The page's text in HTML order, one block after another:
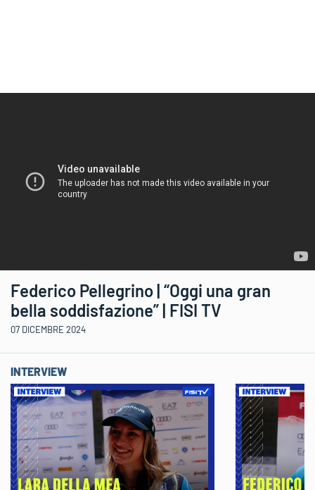
Federico Pellegrino | “Oggi una gran
bella soddisfazione” | FISI TV
07 DICEMBRE 2024
INTERVIEW